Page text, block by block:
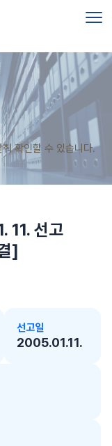
확인할 수 있습니다.
11. 선고
]
선고일
2005.01.11.